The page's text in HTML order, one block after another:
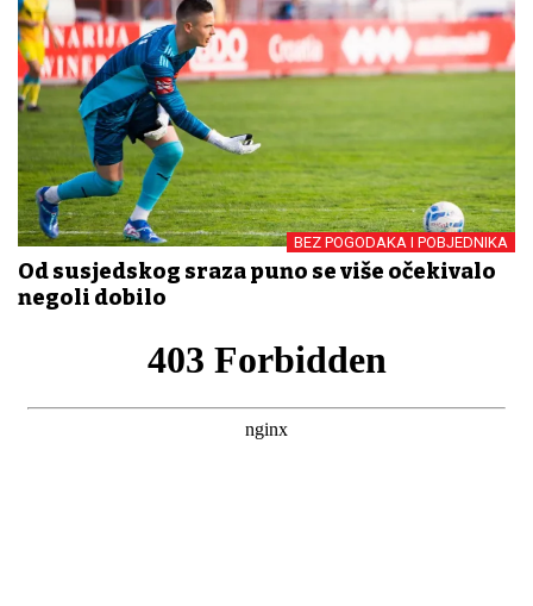
BEZ POGODAKA I POBJEDNIKA
Od susjedskog sraza puno se više očekivalo
negoli dobilo